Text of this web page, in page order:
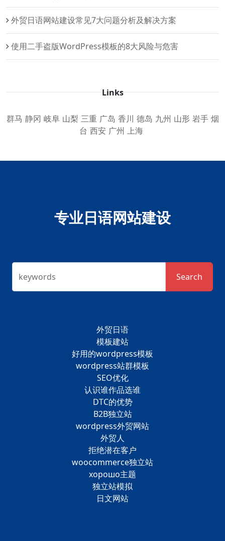
外贸日语网站建设常见7大问题分析及解决方案
使用二手盗版WordPress模板的8大风险与危害
Links
群马 静冈 岐阜 山梨 三重 广岛 香川 德岛 九州 山形 岩手 烟
台 西安 广州 上海
专业日语网站建设
keywords Search
外贸日语
模板建站
好用的wordpress模板
wordpress站群模板
SEO优化
认识谁作品选谁
DTC的优势
B2B独立站
wordpress外贸网站
外贸人
拒绝潜在客户
woocommerce独立站
хорошо主题
独立站模拟
日文网站